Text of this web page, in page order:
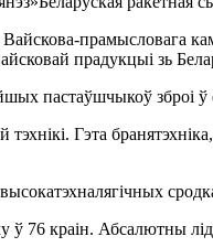
прамысловага
прадукцыі зь
пастаўшчыкоў зброі ў
тэхнікі. Гэта
ў 76 краін. Абсалютны